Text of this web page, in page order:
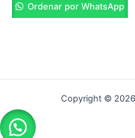
Ordenar por WhatsApp
Copyright ©